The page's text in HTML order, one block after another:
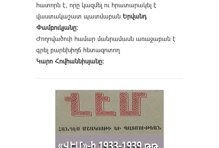
հատորն է, որը կազմել ու հրատարակել է
վաստակաշատ պատմաբան Երվանդ
Փամբուկյանը։
Ժողովածուի համար մանրամասն առաջաբան է
գրել բարեխիղճ հետազոտող
Կարո Հովհաննիսյանը։